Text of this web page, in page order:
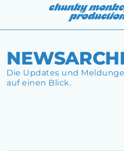
Die Updates und
auf einen Blick.